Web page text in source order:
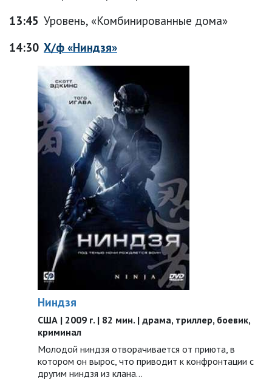
13:45 Уровень, «Комбинированные дома»
14:30 Х/ф «Ниндзя»
Ниндзя
США | 2009 г. | 82 мин. | драма, триллер, боевик,
криминал
Молодой ниндзя отворачивается от приюта, в
котором он вырос, что приводит к конфронтации с
другим ниндзя из клана…